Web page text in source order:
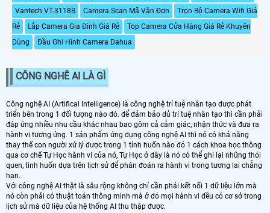
Vantech VT-3118B
Camera Scan Mã Vận Đơn
Trọn Bộ Camera Wifi Giá
Rẻ
Lắp Camera Gia Đình Giá Rẻ
Top Camera Cửa Hàng Giá Rẻ Khuyên
Dùng
Đầu Ghi Hình Camera Dahua
CÔNG NGHÊ AI LÀ GÌ
Công nghệ AI (Artifical Intelligence) là công nghệ trí tuệ nhân tạo được phát
triển bên trong 1 đối tượng nào đó. để đảm bảo dủ trí tuệ nhân tạo thì cần phải
đáp ứng nhiều nhu cầu khác nhau bao gôm cả cảm giác, nhận thức và đưa ra
hành vi tương ứng. 1 sản phẩm ứng dụng công nghệ AI thì nó có khả năng
thay thế con người xử lý được trong 1 tính huốn nào đó 1 cách khoa học thông
qua cơ chế Tự Học hành vi của nó, Tự Học ở đây là nó có thể ghi lại những thói
quen, tình huốn dựa trên lịch sử để phán đoán ra hành vi trong tương lai chẵng
hạn.
Với công nghệ AI thật là sâu rộng không chỉ cần phải kết nối 1 dữ liệu lớn mà
nó còn phải có thuật toán thông minh mà ở đó mọi hành vi đều có cơ sở trong
lịch sử mà dữ liệu của hệ thống AI thu thập được.